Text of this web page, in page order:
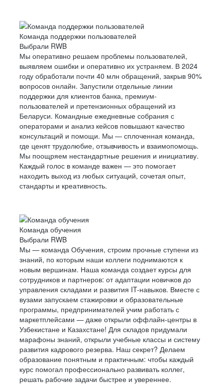
Команда поддержки пользователей
Выбрали RWB
Мы оперативно решаем проблемы пользователей,
выявляем ошибки и оперативно их устраняем. В 2024
году обработали почти 40 млн обращений, закрыв 90%
вопросов онлайн. Запустили отдельные линии
поддержки для клиентов банка, премиум-
пользователей и претензионных обращений из
Беларуси. Командные ежедневные собрания с
операторами и анализ кейсов повышают качество
консультаций и помощи. Мы — сплоченная команда,
где ценят трудолюбие, отзывчивость и взаимопомощь.
Мы поощряем нестандартные решения и инициативу.
Каждый голос в команде важен — это помогает
находить выход из любых ситуаций, сочетая опыт,
стандарты и креативность.
Команда обучения
Выбрали RWB
Мы — команда Обучения, строим прочные ступени из
знаний, по которым наши коллеги поднимаются к
новым вершинам. Наша команда создает курсы для
сотрудников и партнеров: от адаптации новичков до
управления складами и развития IT-навыков. Вместе с
вузами запускаем стажировки и образовательные
программы, предпринимателей учим работать с
маркетплейсами — даже открыли оффлайн-центры в
Узбекистане и Казахстане! Для складов придумали
марафоны знаний, открыли учебные классы и систему
развития кадрового резерва. Наш секрет? Делаем
образование понятным и практичным: чтобы каждый
курс помогал профессионально развивать коллег,
решать рабочие задачи быстрее и увереннее.